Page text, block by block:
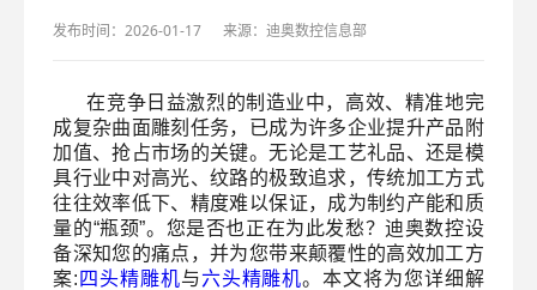
发布时间：2026-01-17 来源：迪奥数控信息部
在竞争日益激烈的制造业中，高效、精准地完
成复杂曲面雕刻任务，已成为许多企业提升产品附
加值、抢占市场的关键。无论是工艺礼品、还是模
具行业中对高光、纹路的极致追求，传统加工方式
往往效率低下、精度难以保证，成为制约产能和质
量的“瓶颈”。您是否也正在为此发愁？迪奥数控设
备深知您的痛点，并为您带来颠覆性的高效加工方
案: 四头精雕机与六头精雕机。本文将为您详细解